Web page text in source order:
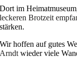
Dort im
leckeren Brotzeit
stärken.
Wir hoffen auf gutes
Arndtwieder viele